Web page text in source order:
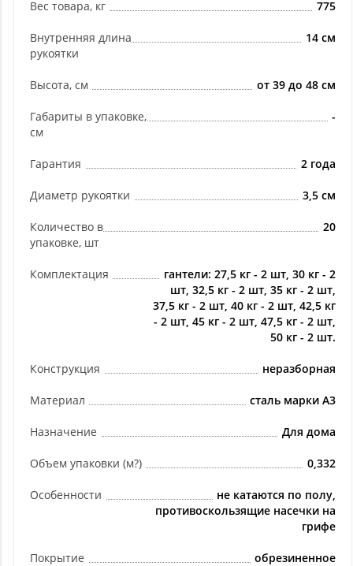
Вес товара, кг 775
Внутренняя длина
рукоятки
14 см
Высота, см от 39 до 48 см
Габариты в упаковке,
см
-
Гарантия 2 года
Диаметр рукоятки 3,5 см
Количество в
упаковке, шт
20
Комплектация
гантели: 27,5 кг - 2 шт, 30 кг - 2
шт, 32,5 кг - 2 шт, 35 кг - 2 шт,
37,5 кг - 2 шт, 40 кг - 2 шт, 42,5 кг
- 2 шт, 45 кг - 2 шт, 47,5 кг - 2 шт,
50 кг - 2 шт.
Конструкция неразборная
Материал сталь марки А3
Назначение Для дома
Объем упаковки (м?) 0,332
Особенности
не катаются по полу,
противоскользящие насечки на
грифе
Покрытие обрезиненное